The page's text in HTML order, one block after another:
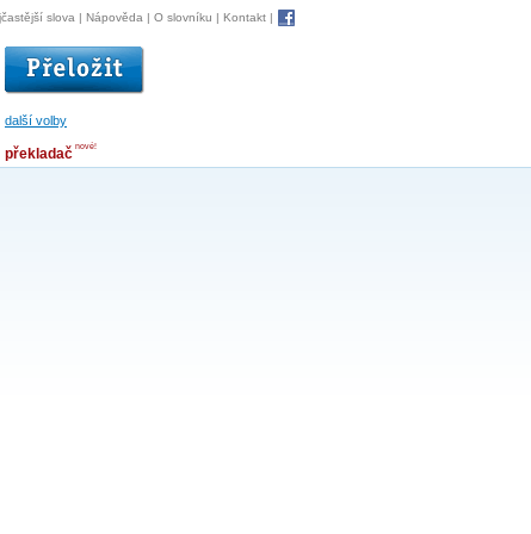
další volby
slova | Nápověda | O slovníku | Kontakt |
překladač nové!